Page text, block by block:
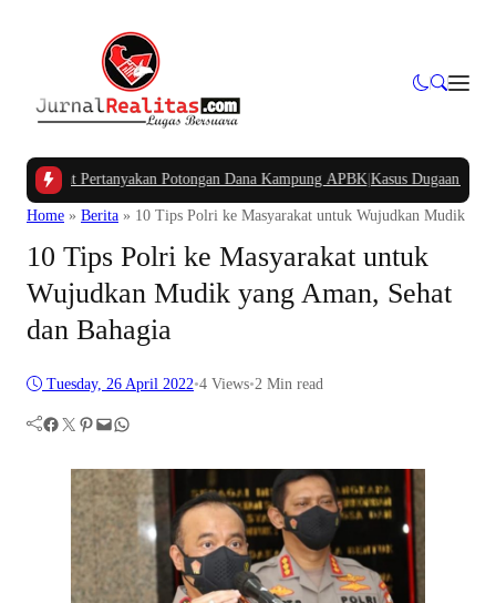
Barat Pertanyakan Potongan Dana Kampung APBK|Kasus Dugaan
Home » Berita » 10 Tips Polri ke Masyarakat untuk Wujudkan Mudik
10 Tips Polri ke Masyarakat untuk
Wujudkan Mudik yang Aman, Sehat
dan Bahagia
Tuesday, 26 April 2022•4 Views•2 Min read
Facebook Twitter Pinterest Mail WhatsApp